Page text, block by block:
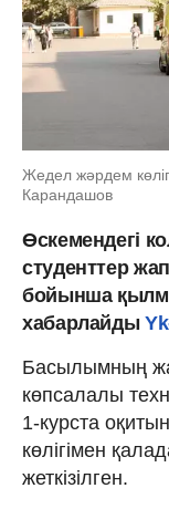
Жедел жәрдем
Карандашов
Өскемендегі
студенттер
бойынша
хабарлайды
Басылымның
көпсалалы
1-курста
көлігімен
жеткізілген.